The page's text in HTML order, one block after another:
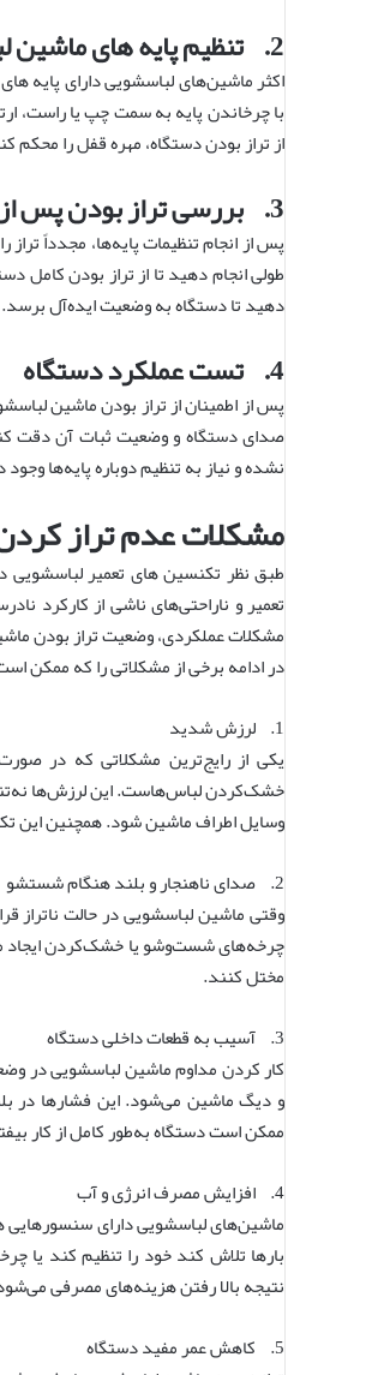
2. تنظیم پایه های ماشین لباسشویی
اکثر ماشین‌های لباسشویی دارای پایه‌
با چرخاندن پایه به سمت چپ یا راست،
از تراز بودن دستگاه، مهره قفل را محکم
3. بررسی تراز بودن پس از تنظیم پایه ها
پس از انجام تنظیمات پایه‌ها، مجدداً
طولی انجام دهید تا از تراز بودن کامل
دهید تا دستگاه به وضعیت ایده‌آل برسد.
4. تست عملکرد دستگاه
پس از اطمینان از تراز بودن ماشین
صدای دستگاه و وضعیت ثبات آن دقت
نشده و نیاز به تنظیم دوباره پایه‌ها وجود
مشکلات عدم تراز
طبق نظر تکنسین های تعمیر
تعمیر و ناراحتی‌های ناشی از کارکرد
مشکلات عملکردی، وضعیت تراز بودن
در ادامه برخی از مشکلاتی را که ممکن
1. لرزش شدید
یکی از رایج‌ترین مشکلاتی که در
خشک‌کردن لباس‌هاست. این لرزش‌ها
وسایل اطراف ماشین شود. همچنین این
2. صدای ناهنجار و بلند هنگام شستشو
وقتی ماشین لباسشویی در حالت ناتراز
چرخه‌های شست‌وشو یا خشک‌کردن ایجاد
مختل کنند.
3. آسیب به قطعات داخلی دستگاه
کار کردن مداوم ماشین لباسشویی در
و دیگ ماشین می‌شود. این فشارها در
ممکن است دستگاه به‌طور کامل از کار
4. افزایش مصرف انرژی و آب
ماشین‌های لباسشویی دارای سنسورهایی
بارها تلاش کند خود را تنظیم کند یا
نتیجه بالا رفتن هزینه‌های مصرفی
5. کاهش عمر مفید دستگاه